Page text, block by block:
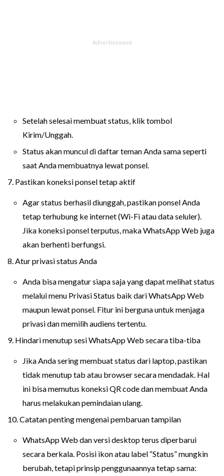
Setelah selesai membuat status, klik tombol
Kirim/Unggah.
Status akan muncul di daftar teman Anda sama seperti
saat Anda membuatnya lewat ponsel.
7. Pastikan koneksi ponsel tetap aktif
Agar status berhasil diunggah, pastikan ponsel Anda
tetap terhubung ke internet (Wi-Fi atau data seluler).
Jika koneksi ponsel terputus, maka WhatsApp Web juga
akan berhenti berfungsi.
8. Atur privasi status Anda
Anda bisa mengatur siapa saja yang dapat melihat status
melalui menu Privasi Status baik dari WhatsApp Web
maupun lewat ponsel. Fitur ini berguna untuk menjaga
privasi dan memilih audiens tertentu.
9. Hindari menutup sesi WhatsApp Web secara tiba-tiba
Jika Anda sering membuat status dari laptop, pastikan
tidak menutup tab atau browser secara mendadak. Hal
ini bisa memutus koneksi QR code dan membuat Anda
harus melakukan pemindaian ulang.
10. Catatan penting mengenai pembaruan tampilan
WhatsApp Web dan versi desktop terus diperbarui
secara berkala. Posisi ikon atau label “Status” mungkin
berubah, tetapi prinsip penggunaannya tetap sama: